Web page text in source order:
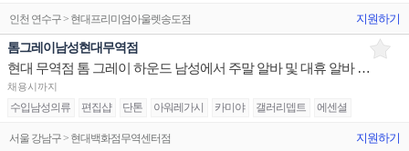
인천 연수구 > 현대프리미엄아울렛송도점 지원하기
톰그레이남성현대무역점
현대 무역점 톰 그레이 하운드 남성에서 주말 알바 및 대휴 알바 구인합니다!
채용시까지
수입남성의류 편집샵 단톤 아워레가시 카미야 갤러리뎁트 에센셜
서울 강남구 > 현대백화점무역센터점 지원하기